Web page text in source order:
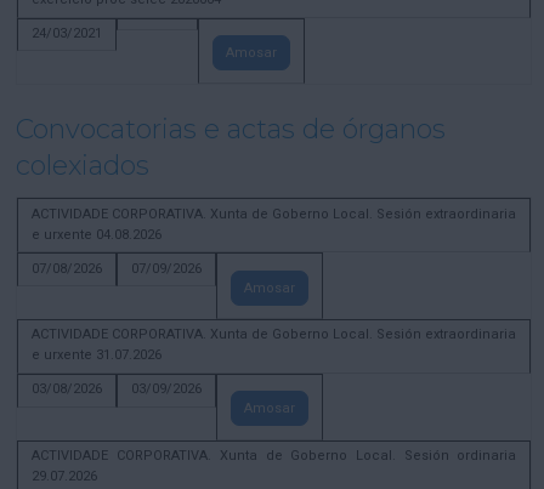
24/03/2021
Amosar
Convocatorias e actas de órganos
colexiados
ACTIVIDADE CORPORATIVA. Xunta de Goberno Local. Sesión extraordinaria
e urxente 04.08.2026
07/08/2026
07/09/2026
Amosar
ACTIVIDADE CORPORATIVA. Xunta de Goberno Local. Sesión extraordinaria
e urxente 31.07.2026
03/08/2026
03/09/2026
Amosar
ACTIVIDADE CORPORATIVA. Xunta de Goberno Local. Sesión ordinaria
29.07.2026